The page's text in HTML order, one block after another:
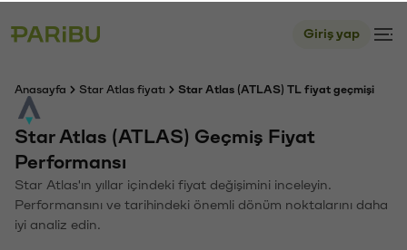
Giriş yap
Anasayfa Star Atlas fiyatı Star Atlas (ATLAS) TL fiyat geçmişi
Star Atlas (ATLAS) Geçmiş Fiyat
Performansı
Star Atlas'ın yıllar içindeki fiyat değişimini inceleyin.
Performansını ve tarihindeki önemli dönüm noktalarını daha
iyi analiz edin.